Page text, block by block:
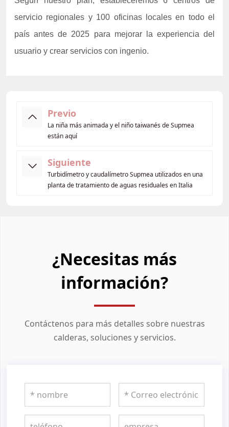
servicio regionales y 100 oficinas locales en todo el
país antes de 2025 para mejorar la experiencia del
usuario y crear servicios con ingenio.
Previo
La niña más animada y el niño taiwanés de Supmea
están aquí
Siguiente
Turbidímetro y caudalímetro Supmea utilizados en una
planta de tratamiento de aguas residuales en Italia
¿Necesitas más
información?
Contáctenos para más detalles sobre nuestras
calderas, soluciones y servicios.